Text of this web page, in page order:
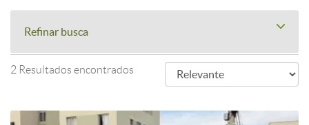
Refinar busca
2 Resultados encontrados